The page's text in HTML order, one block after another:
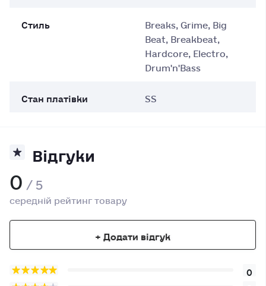
Стиль
Breaks, Grime, Big
Beat, Breakbeat,
Hardcore, Electro,
Drum'n'Bass
Стан платівки
SS
Відгуки
0 / 5
середній рейтинг товару
+ Додати відгук
0